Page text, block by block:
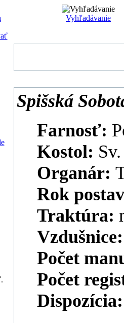
Vyhľadávanie
Spišská
Farnosť:
Kostol:
Organár:
Rok
Traktúra:
Počet
Počet
Dispozícia: